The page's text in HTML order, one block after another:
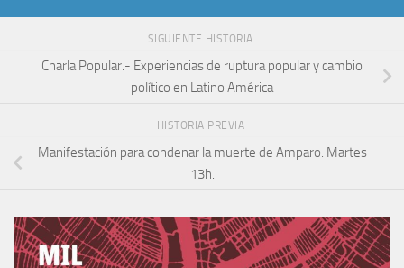
SIGUIENTE HISTORIA
Charla Popular.- Experiencias de ruptura popular y cambio
político en Latino América
HISTORIA PREVIA
Manifestación para condenar la muerte de Amparo. Martes
13h.